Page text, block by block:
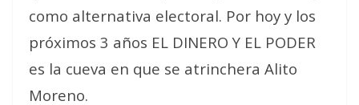
como alternativa electoral. Por hoy y los
próximos 3 años EL DINERO Y EL PODER
es la cueva en que se atrinchera Alito
Moreno.